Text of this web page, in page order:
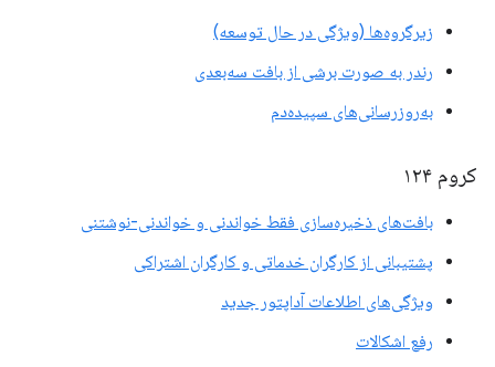
زیرگروه‌ها (ویژگی در حال توسعه)
رندر به صورت برشی از بافت سه‌بعدی
به‌روزرسانی‌های سپیده‌دم
کروم ۱۲۴
بافت‌های ذخیره‌سازی فقط خواندنی و خواندنی-نوشتنی
پشتیبانی از کارگران خدماتی و کارگران اشتراکی
ویژگی‌های اطلاعات آداپتور جدید
رفع اشکالات